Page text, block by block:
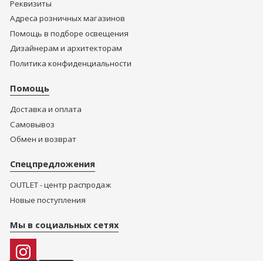
Реквизиты
Адреса розничных магазинов
Помощь в подборе освещения
Дизайнерам и архитекторам
Политика конфиденциальности
Помощь
Доставка и оплата
Самовывоз
Обмен и возврат
Спецпредложения
OUTLET - центр распродаж
Новые поступления
Мы в социальных сетях